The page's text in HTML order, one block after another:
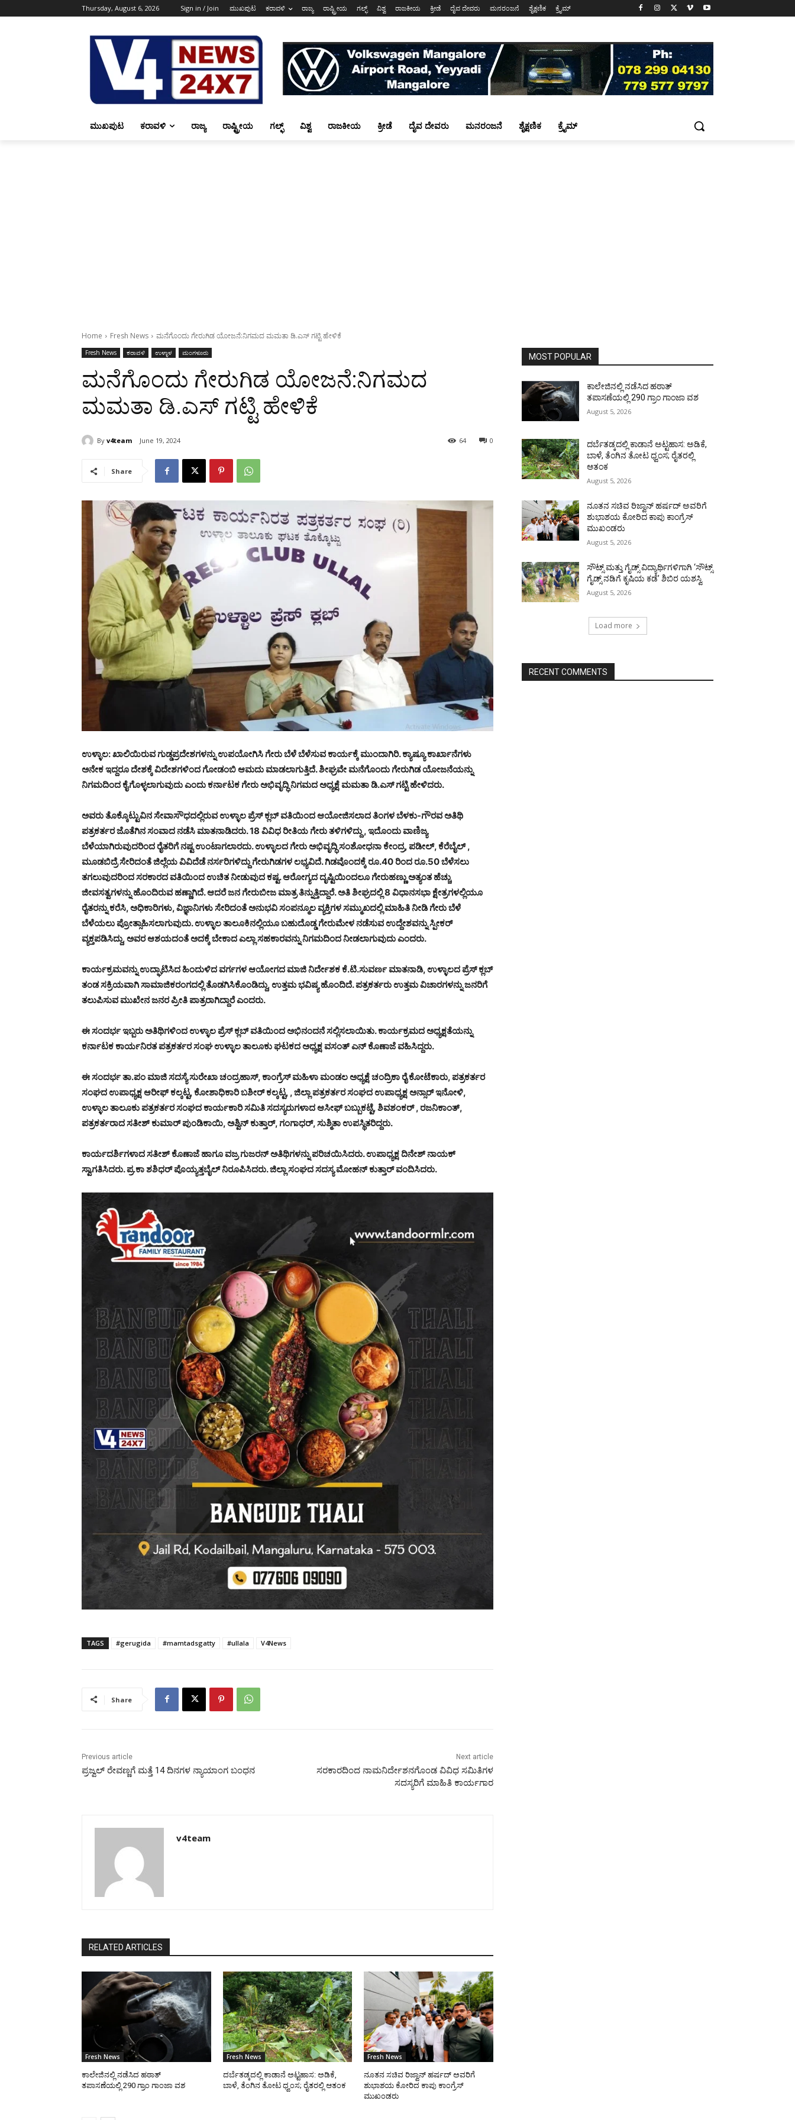
Thursday, August 6, 2026 Sign in / Join ಮುಖಪುಟ ಕರಾವಳಿ ರಾಜ್ಯ ರಾಷ್ಟ್ರೀಯ ಗಲ್ಫ್ ವಿಶ್ವ ರಾಜಕೀಯ ಕ್ರೀಡೆ ದೈವ ದೇವರು ಮನರಂಜನೆ ಶೈಕ್ಷಣಿಕ ಕ್ರೈಮ್
ಮುಖಪುಟ ಕರಾವಳಿ ರಾಜ್ಯ ರಾಷ್ಟ್ರೀಯ ಗಲ್ಫ್ ವಿಶ್ವ ರಾಜಕೀಯ ಕ್ರೀಡೆ ದೈವ ದೇವರು ಮನರಂಜನೆ ಶೈಕ್ಷಣಿಕ ಕ್ರೈಮ್
Home Fresh News ಮನೆಗೊಂದು ಗೇರುಗಿಡ ಯೋಜನೆ:ನಿಗಮದ ಮಮತಾ ಡಿ.ಎಸ್ ಗಟ್ಟಿ ಹೇಳಿಕೆ
Fresh News ಕರಾವಳಿ ಉಳ್ಳಾಳ ಮಂಗಳೂರು
ಮನೆಗೊಂದು ಗೇರುಗಿಡ ಯೋಜನೆ:ನಿಗಮದ
ಮಮತಾ ಡಿ.ಎಸ್ ಗಟ್ಟಿ ಹೇಳಿಕೆ
By v4team June 19, 2024 0
64
Share
ಉಳ್ಳಾಲ: ಖಾಲಿಯಿರುವ ಗುಡ್ಡಪ್ರದೇಶಗಳನ್ನು ಉಪಯೋಗಿಸಿ ಗೇರು ಬೆಳೆ ಬೆಳೆಸುವ ಕಾರ್ಯಕ್ಕೆ ಮುಂದಾಗಿರಿ. ಕ್ಯಾಷ್ಯೂ ಕಾರ್ಖಾನೆಗಳು
ಅನೇಕ ಇದ್ದರೂ ದೇಶಕ್ಕೆ ವಿದೇಶಗಳಿಂದ ಗೋಡಂಬಿ ಆಮದು ಮಾಡಲಾಗುತ್ತಿದೆ. ಶೀಘ್ರವೇ ಮನೆಗೊಂದು ಗೇರುಗಿಡ ಯೋಜನೆಯನ್ನು
ನಿಗಮದಿಂದ ಕೈಗೊಳ್ಳಲಾಗುವುದು ಎಂದು ಕರ್ನಾಟಕ ಗೇರು ಅಭಿವೃದ್ಧಿ ನಿಗಮದ ಅಧ್ಯಕ್ಷೆ ಮಮತಾ ಡಿ.ಎಸ್ ಗಟ್ಟಿ ಹೇಳಿದರು.
ಅವರು ತೊಕ್ಕೊಟ್ಟುವಿನ ಸೇವಾಸೌಧದಲ್ಲಿರುವ ಉಳ್ಳಾಲ ಪ್ರೆಸ್ ಕ್ಲಬ್ ವತಿಯಿಂದ ಆಯೋಜಿಸಲಾದ ತಿಂಗಳ ಬೆಳಕು-ಗೌರವ ಅತಿಥಿ
ಪತ್ರಕರ್ತರ ಜೊತೆಗಿನ ಸಂವಾದ ನಡೆಸಿ ಮಾತನಾಡಿದರು. 18 ವಿವಿಧ ರೀತಿಯ ಗೇರು ತಳಿಗಳಿದ್ದು , ಇದೊಂದು ವಾಣಿಜ್ಯ
ಬೆಳೆಯಾಗಿರುವುದರಿಂದ ರೈತರಿಗೆ ನಷ್ಟ ಉಂಟಾಗಲಾರದು. ಉಳ್ಳಾಲದ ಗೇರು ಅಭಿವೃದ್ಧಿ ಸಂಶೋಧನಾ ಕೇಂದ್ರ, ಪಡೀಲ್, ಕೆರೆಬೈಲ್ ,
ಮೂಡಬಿದ್ರೆ ಸೇರಿದಂತೆ ಜಿಲ್ಲೆಯ ವಿವಿದೆಡೆ ನರ್ಸರಿಗಳಿದ್ದು ಗೇರುಗಿಡಗಳ ಲಭ್ಯವಿದೆ. ಗಿಡವೊಂದಕ್ಕೆ ರೂ.40 ರಿಂದ ರೂ.50 ಬೆಳೆಸಲು
ತಗಲುವುದರಿಂದ ಸರಕಾರದ ವತಿಯಿಂದ ಉಚಿತ ನೀಡುವುದ ಕಷ್ಟ. ಆರೋಗ್ಯದ ದೃಷ್ಟಿಯಿಂದಲೂ ಗೇರುಹಣ್ಣು ಅತ್ಯಂತ ಹೆಚ್ಚು
ಜೀವಸತ್ವಗಳನ್ನು ಹೊಂದಿರುವ ಹಣ್ಣಾಗಿದೆ. ಆದರೆ ಜನ ಗೇರುಬೀಜ ಮಾತ್ರ ತಿನ್ನುತ್ತಿದ್ದಾರೆ. ಅತಿ ಶೀಘ್ರದಲ್ಲಿ 8 ವಿಧಾನಸಭಾ ಕ್ಷೇತ್ರಗಳಲ್ಲಿಯೂ
ರೈತರನ್ನು ಕರೆಸಿ, ಅಧಿಕಾರಿಗಳು, ವಿಜ್ಞಾನಿಗಳು ಸೇರಿದಂತೆ ಅನುಭವಿ ಸಂಪನ್ಮೂಲ ವ್ಯಕ್ತಿಗಳ ಸಮ್ಮುಖದಲ್ಲಿ ಮಾಹಿತಿ ನೀಡಿ ಗೇರು ಬೆಳೆ
ಬೆಳೆಯಲು ಪ್ರೋತ್ಸಾಹಿಸಲಾಗುವುದು. ಉಳ್ಳಾಲ ತಾಲೂಕಿನಲ್ಲಿಯೂ ಬಹುದೊಡ್ಡ ಗೇರುಮೇಳ ನಡೆಸುವ ಉದ್ದೇಶವನ್ನು ಸ್ಪೀಕರ್
ವ್ಯಕ್ತಪಡಿಸಿದ್ದು, ಅವರ ಆಶಯದಂತೆ ಅದಕ್ಕೆ ಬೇಕಾದ ಎಲ್ಲಾ ಸಹಕಾರವನ್ನು ನಿಗಮದಿಂದ ನೀಡಲಾಗುವುದು ಎಂದರು.
ಕಾರ್ಯಕ್ರಮವನ್ನು ಉದ್ಘಾಟಿಸಿದ ಹಿಂದುಳಿದ ವರ್ಗಗಳ ಆಯೋಗದ ಮಾಜಿ ನಿರ್ದೇಶಕ ಕೆ.ಟಿ.ಸುವರ್ಣ ಮಾತನಾಡಿ, ಉಳ್ಳಾಲದ ಪ್ರೆಸ್ ಕ್ಲಬ್
ತಂಡ ಸಕ್ರಿಯವಾಗಿ ಸಾಮಾಜಿಕರಂಗದಲ್ಲಿ ತೊಡಗಿಸಿಕೊಂಡಿದ್ದು, ಉತ್ತಮ ಭವಿಷ್ಯ ಹೊಂದಿದೆ. ಪತ್ರಕರ್ತರು ಉತ್ತಮ ವಿಚಾರಗಳನ್ನು ಜನರಿಗೆ
ತಲುಪಿಸುವ ಮುಖೇನ ಜನರ ಪ್ರೀತಿ ಪಾತ್ರರಾಗಿದ್ದಾರೆ ಎಂದರು.
ಈ ಸಂದರ್ಭ ಇಬ್ಬರು ಅತಿಥಿಗಳಿಂದ ಉಳ್ಳಾಲ ಪ್ರೆಸ್ ಕ್ಲಬ್ ವತಿಯಿಂದ ಅಭಿನಂದನೆ ಸಲ್ಲಿಸಲಾಯಿತು. ಕಾರ್ಯಕ್ರಮದ ಅಧ್ಯಕ್ಷತೆಯನ್ನು
ಕರ್ನಾಟಕ ಕಾರ್ಯನಿರತ ಪತ್ರಕರ್ತರ ಸಂಘ ಉಳ್ಳಾಲ ತಾಲೂಕು ಘಟಕದ ಅಧ್ಯಕ್ಷ ವಸಂತ್ ಎನ್ ಕೊಣಾಜೆ ವಹಿಸಿದ್ದರು.
ಈ ಸಂದರ್ಭ ತಾ.ಪಂ ಮಾಜಿ ಸದಸ್ಯೆ ಸುರೇಖಾ ಚಂದ್ರಹಾಸ್, ಕಾಂಗ್ರೆಸ್ ಮಹಿಳಾ ಮಂಡಲ ಅಧ್ಯಕ್ಷೆ ಚಂದ್ರಿಕಾ ರೈ ಕೋಟೆಕಾರು, ಪತ್ರಕರ್ತರ
ಸಂಘದ ಉಪಾಧ್ಯಕ್ಷ ಆರೀಫ್ ಕಲ್ಕಟ್ಟ, ಕೋಶಾಧಿಕಾರಿ ಬಶೀರ್ ಕಲ್ಕಟ್ಟ, , ಜಿಲ್ಲಾ ಪತ್ರಕರ್ತರ ಸಂಘದ ಉಪಾಧ್ಯಕ್ಷ ಅನ್ಸಾರ್ ಇನೋಳಿ,
ಉಳ್ಳಾಲ ತಾಲೂಕು ಪತ್ರಕರ್ತರ ಸಂಘದ ಕಾರ್ಯಕಾರಿ ಸಮಿತಿ ಸದಸ್ಯರುಗಳಾದ ಆಸೀಫ್ ಬಬ್ಬುಕಟ್ಟೆ, ಶಿವಶಂಕರ್ , ರಜನಿಕಾಂತ್,
ಪತ್ರಕರ್ತರಾದ ಸತೀಶ್ ಕುಮಾರ್ ಪುಂಡಿಕಾಯಿ, ಅಶ್ವಿನ್ ಕುತ್ತಾರ್, ಗಂಗಾಧರ್, ಸುಶ್ಮಿತಾ ಉಪಸ್ಥಿತರಿದ್ದರು.
ಕಾರ್ಯದರ್ಶಿಗಳಾದ ಸತೀಶ್ ಕೊಣಾಜೆ ಹಾಗೂ ವಜ್ರ ಗುಜರನ್ ಅತಿಥಿಗಳನ್ನು ಪರಿಚಯಿಸಿದರು. ಉಪಾಧ್ಯಕ್ಷ ದಿನೇಶ್ ನಾಯಕ್
ಸ್ವಾಗತಿಸಿದರು. ಪ್ರ.ಕಾ ಶಶಿಧರ್ ಪೊಯ್ಯತ್ತಬೈಲ್ ನಿರೂಪಿಸಿದರು. ಜಿಲ್ಲಾ ಸಂಘದ ಸದಸ್ಯ ಮೋಹನ್ ಕುತ್ತಾರ್ ವಂದಿಸಿದರು.
TAGS #gerugida #mamtadsgatty #ullala V4News
Share
Previous article
ಪ್ರಜ್ವಲ್ ರೇವಣ್ಣಗೆ ಮತ್ತೆ 14 ದಿನಗಳ ನ್ಯಾಯಾಂಗ ಬಂಧನ
Next article
ಸರಕಾರದಿಂದ ನಾಮನಿರ್ದೇಶನಗೊಂಡ ವಿವಿಧ ಸಮಿತಿಗಳ
ಸದಸ್ಯರಿಗೆ ಮಾಹಿತಿ ಕಾರ್ಯಗಾರ
v4team
RELATED ARTICLES
Fresh News
ಕಾಲೇಜಿನಲ್ಲಿ ನಡೆಸಿದ ಹಠಾತ್
ತಪಾಸಣೆಯಲ್ಲಿ 290 ಗ್ರಾಂ ಗಾಂಜಾ ವಶ
Fresh News
ದರ್ಬೆತಡ್ಕದಲ್ಲಿ ಕಾಡಾನೆ ಅಟ್ಟಹಾಸ: ಅಡಿಕೆ,
ಬಾಳೆ, ತೆಂಗಿನ ತೋಟ ಧ್ವಂಸ; ರೈತರಲ್ಲಿ ಆತಂಕ
Fresh News
ನೂತನ ಸಚಿವ ರಿಜ್ವಾನ್ ಹರ್ಷದ್ ಅವರಿಗೆ
ಶುಭಾಶಯ ಕೋರಿದ ಕಾಪು ಕಾಂಗ್ರೆಸ್
ಮುಖಂಡರು
MOST POPULAR
ಕಾಲೇಜಿನಲ್ಲಿ ನಡೆಸಿದ ಹಠಾತ್
ತಪಾಸಣೆಯಲ್ಲಿ 290 ಗ್ರಾಂ ಗಾಂಜಾ ವಶ
August 5, 2026
ದರ್ಬೆತಡ್ಕದಲ್ಲಿ ಕಾಡಾನೆ ಅಟ್ಟಹಾಸ: ಅಡಿಕೆ,
ಬಾಳೆ, ತೆಂಗಿನ ತೋಟ ಧ್ವಂಸ; ರೈತರಲ್ಲಿ
ಆತಂಕ
August 5, 2026
ನೂತನ ಸಚಿವ ರಿಜ್ವಾನ್ ಹರ್ಷದ್ ಅವರಿಗೆ
ಶುಭಾಶಯ ಕೋರಿದ ಕಾಪು ಕಾಂಗ್ರೆಸ್
ಮುಖಂಡರು
August 5, 2026
ಸೌಟ್ಸ್ ಮತ್ತು ಗೈಡ್ಸ್ ವಿದ್ಯಾರ್ಥಿಗಳಿಗಾಗಿ ‘ಸೌಟ್ಸ್
ಗೈಡ್ಸ್ ನಡಿಗೆ ಕೃಷಿಯ ಕಡೆ’ ಶಿಬಿರ ಯಶಸ್ವಿ
August 5, 2026
Load more
RECENT COMMENTS